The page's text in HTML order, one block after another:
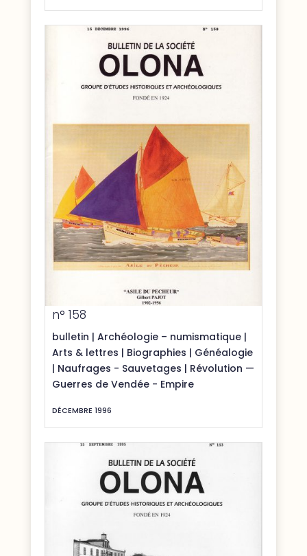
n° 158
bulletin | Archéologie – numismatique|
Arts & lettres | Biographies | Généalogie
| Naufrages - Sauvetages | Révolution —
Guerres de Vendée - Empire
DÉCEMBRE 1996